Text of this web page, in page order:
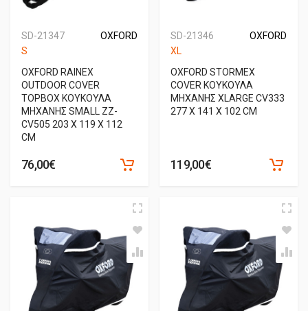
SD-21347
OXFORD
S
OXFORD RAINEX
OUTDOOR COVER
TOPBOX ΚΟΥΚΟΥΛΑ
ΜΗΧΑΝΗΣ SMALL ZZ-
CV505 203 X 119 X 112
CM
76,00€
SD-21346
OXFORD
XL
OXFORD STORMEX
COVER ΚΟΥΚΟΥΛΑ
ΜΗΧΑΝΗΣ XLARGE CV333
277 X 141 X 102 CM
119,00€